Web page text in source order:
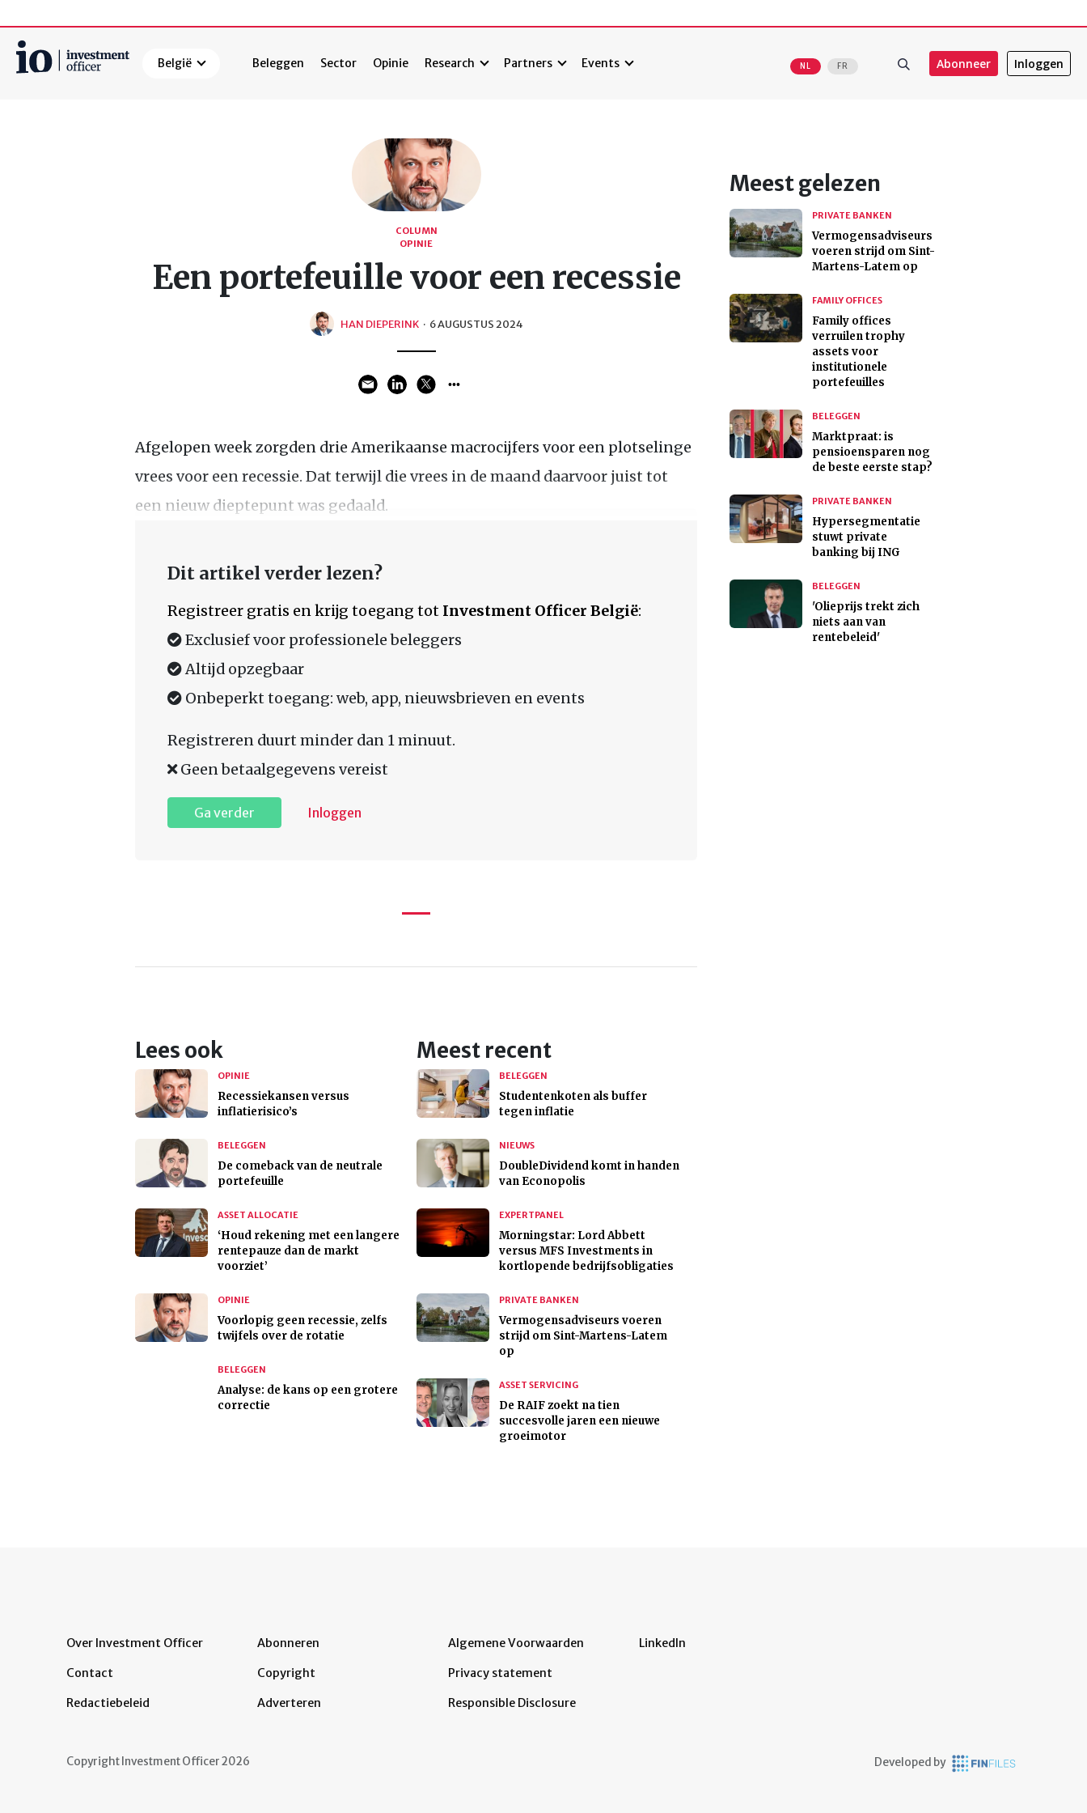
België Beleggen Sector Opinie Research Partners Events NL FR Abonneer Inloggen
COLUMN
OPINIE
Een portefeuille voor een recessie
HAN DIEPERINK · 6 AUGUSTUS 2024
Afgelopen week zorgden drie Amerikaanse macrocijfers voor een plotselinge
vrees voor een recessie. Dat terwijl die vrees in de maand daarvoor juist tot
een nieuw dieptepunt was gedaald.
Dit artikel verder lezen?
Registreer gratis en krijg toegang tot Investment Officer België:
Exclusief voor professionele beleggers
Altijd opzegbaar
Onbeperkt toegang: web, app, nieuwsbrieven en events
Registreren duurt minder dan 1 minuut.
Geen betaalgegevens vereist
Ga verder Inloggen
Lees ook
OPINIE
Recessiekansen versus
inflatierisico’s
BELEGGEN
De comeback van de neutrale
portefeuille
ASSET ALLOCATIE
‘Houd rekening met een langere
rentepauze dan de markt
voorziet’
OPINIE
Voorlopig geen recessie, zelfs
twijfels over de rotatie
BELEGGEN
Analyse: de kans op een grotere
correctie
Meest recent
BELEGGEN
Studentenkoten als buffer
tegen inflatie
NIEUWS
DoubleDividend komt in handen
van Econopolis
EXPERTPANEL
Morningstar: Lord Abbett
versus MFS Investments in
kortlopende bedrijfsobligaties
PRIVATE BANKEN
Vermogensadviseurs voeren
strijd om Sint-Martens-Latem
op
ASSET SERVICING
De RAIF zoekt na tien
succesvolle jaren een nieuwe
groeimotor
Meest gelezen
PRIVATE BANKEN
Vermogensadviseurs
voeren strijd om Sint-
Martens-Latem op
FAMILY OFFICES
Family offices
verruilen trophy
assets voor
institutionele
portefeuilles
BELEGGEN
Marktpraat: is
pensioensparen nog
de beste eerste stap?
PRIVATE BANKEN
Hypersegmentatie
stuwt private
banking bij ING
BELEGGEN
'Olieprijs trekt zich
niets aan van
rentebeleid'
Over Investment Officer
Contact
Redactiebeleid
Abonneren
Copyright
Adverteren
Algemene Voorwaarden
Privacy statement
Responsible Disclosure
LinkedIn
Copyright Investment Officer 2026 Developed by